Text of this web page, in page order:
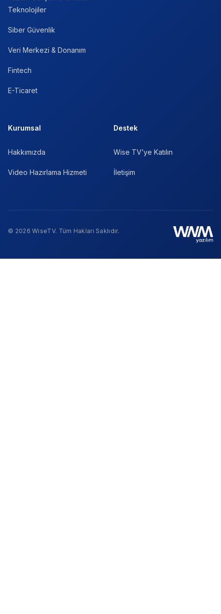
Teknolojiler
Siber Güvenlik
Veri Merkezi & Donanım
Fintech
E-Ticaret
Kurumsal
Hakkımızda
Video Hazırlama Hizmeti
Destek
Wise TV’ye Katılın
İletişim
© 2026 WiseTV. Tüm Hakları Saklıdır.